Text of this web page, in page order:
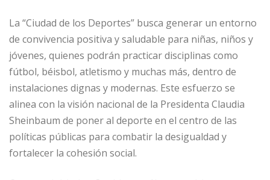
La “Ciudad de los Deportes” busca generar un entorno
de convivencia positiva y saludable para niñas, niños y
jóvenes, quienes podrán practicar disciplinas como
fútbol, béisbol, atletismo y muchas más, dentro de
instalaciones dignas y modernas. Este esfuerzo se
alinea con la visión nacional de la Presidenta Claudia
Sheinbaum de poner al deporte en el centro de las
políticas públicas para combatir la desigualdad y
fortalecer la cohesión social.